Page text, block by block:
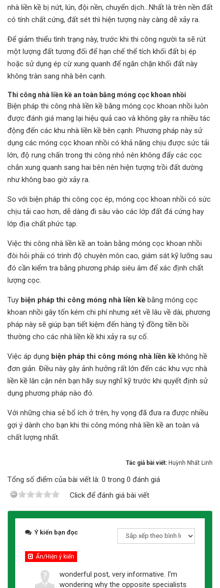
nhà liền kề bị nứt, lún, đội nền, chuyển dịch…Nhất là trên nền đất
có tính chất cứng, đất sét thì hiện tượng này càng dễ xảy ra.
Để giảm thiểu tình trạng này, trước khi thi công người ta sẽ rút
một lượng đất tương đối để hạn chế thể tích khối đất bị ép
hoặc sử dụng ép cừ xung quanh để ngăn chặn khối đất này
không tràn sang nhà bên cạnh.
Thi công nhà liền kề an toàn bằng móng cọc khoan nhồi
Biện pháp thi công nhà liền kề bằng móng cọc khoan nhồi luôn
được đánh giá mang lại hiệu quả cao và không gây ra nhiều tác
động đến các khu nhà liền kề bên cạnh. Phương pháp này sử
dụng các móng cọc khoan nhồi có khả năng chịu được sức tải
lớn, độ rung chấn trong thi công nhỏ nên không đẩy các cọc
chắn xung quanh sang hai bên nên hiện tượng trồi đất dường
như không bao giờ xảy ra.
So với biện pháp thi công cọc ép, móng cọc khoan nhồi có sức
chịu tải cao hơn, dễ dàng đi sâu vào các lớp đất đá cứng hay
lớp địa chất phức tạp.
Việc thi công nhà liền kề an toàn bằng móng cọc khoan nhồi
đòi hỏi phải có trình độ chuyên môn cao, giám sát kỹ lưỡng sau
đó cần kiểm tra bằng phương pháp siêu âm để xác định chất
lượng cọc.
Tuy biện pháp thi công móng nhà liền kề bằng móng cọc
khoan nhồi gây tốn kém chi phí nhưng xét về lâu về dài, phương
pháp này sẽ giúp bạn tiết kiệm đến hàng tỷ đồng tiền bồi
thường cho các nhà liền kề khi xảy ra sự cố.
Việc áp dụng biện pháp thi công móng nhà liền kề không hề
đơn giản. Điều này gây ảnh hưởng rất lớn đến các khu vực nhà
liền kề lân cận nên bạn hãy suy nghĩ kỹ trước khi quyết định sử
dụng phương pháp nào đó.
Với những chia sẻ bổ ích ở trên, hy vọng đã đưa ra được nhiều
gợi ý dành cho bạn khi thi công móng nhà liền kề an toàn và
chất lượng nhất.
Tác giả bài viết: Huỳnh Nhất Linh
Tổng số điểm của bài viết là: 0 trong 0 đánh giá
Click để đánh giá bài viết
Ý kiến bạn đọc
Ẩn/Hiện ý kiến
wonderful post, very informative. I'm
wondering why the opposite specialists